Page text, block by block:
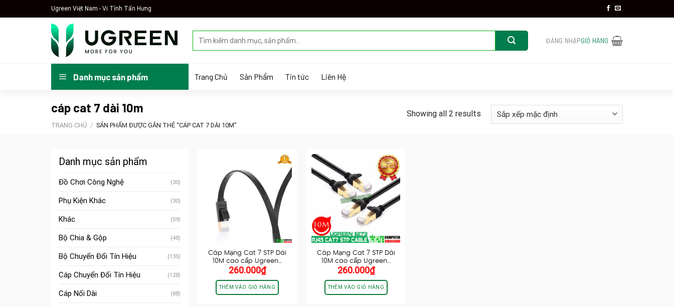
to
Ugreen Việt Nam - Vi Tính Tấn Hưng
kiếm:
ĐĂNG NHẬPGIỎ HÀNG
Danh mục sản phẩm Trang Chủ Sản Phẩm Tin tức Liên Hệ
cáp cat 7 dài 10m
TRANG CHỦ / SẢN PHẨM ĐƯỢC GẮN THẺ “CÁP CAT 7 DÀI 10M”
Showing all 2 results
Danh mục sản phẩm
Đồ Chơi Công Nghệ (30)
Phụ Kiện Khác (30)
Khác (59)
Bộ Chia & Gộp (48)
Bộ Chuyển Đổi Tín Hiệu (135)
Cáp Chuyển Đổi Tín Hiệu (128)
Cáp Nối Dài (88)
Cáp Mạng Cat 7 STP Dài
10M cao cấp Ugreen…
260.000₫
THÊM VÀO GIỎ HÀNG
Cáp Mạng Cat 7 STP Dài
10M cao cấp Ugreen…
260.000₫
THÊM VÀO GIỎ HÀNG